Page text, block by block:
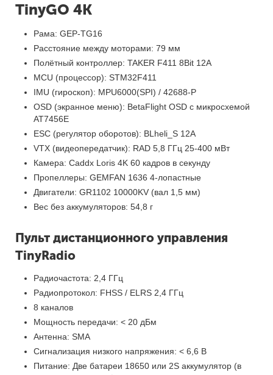
TinyGO 4K
Рама: GEP-TG16
Расстояние между моторами: 79 мм
Полётный контроллер: TAKER F411 8Bit 12A
MCU (процессор): STM32F411
IMU (гироскоп): MPU6000(SPI) / 42688-P
OSD (экранное меню): BetaFlight OSD с микросхемой
AT7456E
ESC (регулятор оборотов): BLheli_S 12A
VTX (видеопередатчик): RAD 5,8 ГГц 25-400 мВт
Камера: Caddx Loris 4K 60 кадров в секунду
Пропеллеры: GEMFAN 1636 4-лопастные
Двигатели: GR1102 10000KV (вал 1,5 мм)
Вес без аккумуляторов: 54,8 г
Пульт дистанционного управления
TinyRadio
Радиочастота: 2,4 ГГц
Радиопротокол: FHSS / ELRS 2,4 ГГц
8 каналов
Мощность передачи: < 20 дБм
Антенна: SMA
Сигнализация низкого напряжения: < 6,6 В
Питание: Две батареи 18650 или 2S аккумулятор (в